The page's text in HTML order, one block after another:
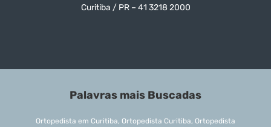
Curitiba / PR – 41 3218 2000
Palavras mais Buscadas
Ortopedista em Curitiba, Ortopedista Curitiba, Ortopedista